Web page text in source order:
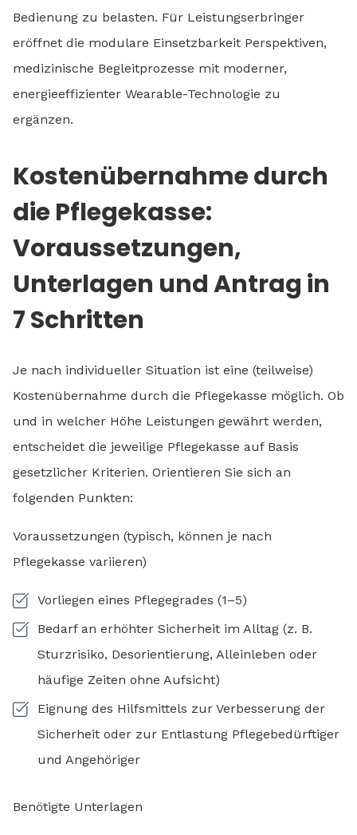
Bedienung zu belasten. Für Leistungserbringer
eröffnet die modulare Einsetzbarkeit Perspektiven,
medizinische Begleitprozesse mit moderner,
energieeffizienter Wearable-Technologie zu
ergänzen.
Kostenübernahme durch
die Pflegekasse:
Voraussetzungen,
Unterlagen und Antrag in
7 Schritten
Je nach individueller Situation ist eine (teilweise)
Kostenübernahme durch die Pflegekasse möglich. Ob
und in welcher Höhe Leistungen gewährt werden,
entscheidet die jeweilige Pflegekasse auf Basis
gesetzlicher Kriterien. Orientieren Sie sich an
folgenden Punkten:
Voraussetzungen (typisch, können je nach
Pflegekasse variieren)
Vorliegen eines Pflegegrades (1–5)
Bedarf an erhöhter Sicherheit im Alltag (z. B.
Sturzrisiko, Desorientierung, Alleinleben oder
häufige Zeiten ohne Aufsicht)
Eignung des Hilfsmittels zur Verbesserung der
Sicherheit oder zur Entlastung Pflegebedürftiger
und Angehöriger
Benötigte Unterlagen